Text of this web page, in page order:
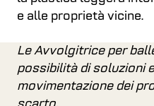
e alle proprietà vicine.
Le Avvolgitrice per
possibilità di soluzioni
movimentazione dei